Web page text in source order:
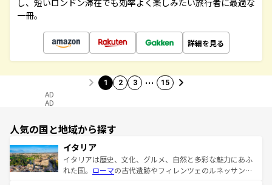
し、短いロンドン滞在でも効率よく楽しみたい旅行者に最適な
一冊。
詳細を見る
1 2 3 … 15
AD
AD
人気の国と地域から探す
イタリア
イタリアは歴史、文化、グルメ、自然と多彩な魅力にあふ
れた国。 ローマの古代遺跡やフィレンツェのルネッサンス